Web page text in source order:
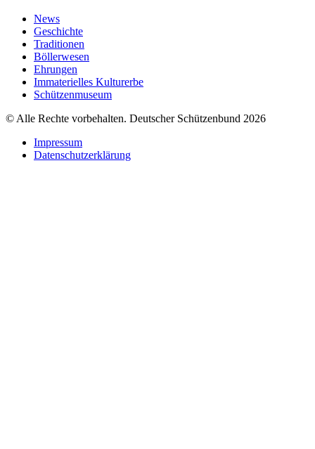
News
Geschichte
Traditionen
Böllerwesen
Ehrungen
Immaterielles Kulturerbe
Schützenmuseum
© Alle Rechte vorbehalten. Deutscher Schützenbund 2026
Impressum
Datenschutzerklärung